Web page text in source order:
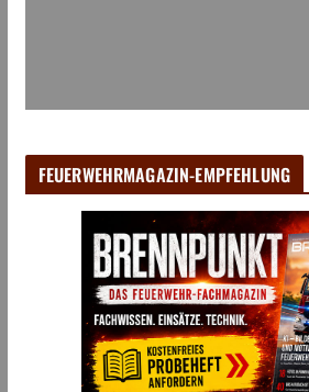
FEUERWEHRMAGAZIN-EMPFEHLUNG